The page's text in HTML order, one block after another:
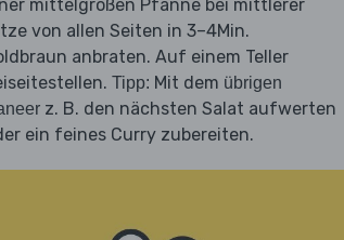
mittelgroßen Pfanne bei mittlerer
von allen Seiten in 3–4Min.
anbraten. Auf einem Teller
Tipp: Mit dem übrigen
z. B. den nächsten Salat aufwerten
ein feines Curry zubereiten.